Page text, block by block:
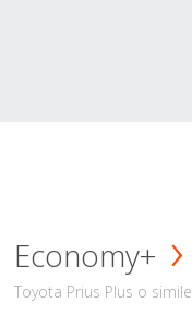
Economy+
Toyota Prius Plus o simile